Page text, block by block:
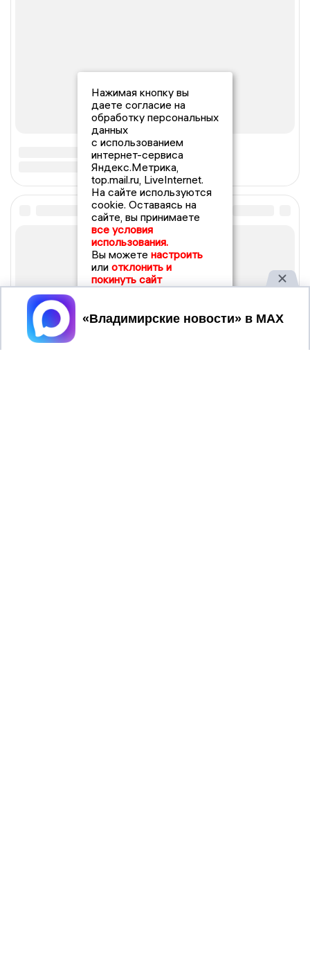
Нажимая кнопку вы
даете согласие на
обработку персональных
данных
с использованием
интернет-сервиса
Яндекс.Метрика,
top.mail.ru, LiveInternet.
На сайте используются
cookie. Оставаясь на
сайте, вы принимаете
все условия
использования.
Вы можете настроить
или отклонить и
покинуть сайт
Принять